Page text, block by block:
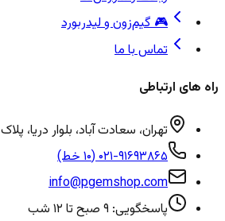
🎮 گیم‌زون و لیدربورد
تماس با ما
راه های ارتباطی
تهران، سعادت آباد، بلوار دریا، پلاک ۱۱۰
۰۲۱-۹۱۶۹۳۸۶۵ (۱۰ خط)
info@pgemshop.com
پاسخگویی: ۹ صبح تا ۱۲ شب